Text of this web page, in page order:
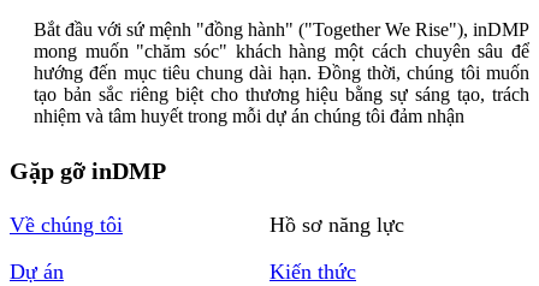
Bắt đầu với sứ mệnh "đồng hành" ("Together We Rise"), inDMP
mong muốn "chăm sóc" khách hàng một cách chuyên sâu để
hướng đến mục tiêu chung dài hạn. Đồng thời, chúng tôi muốn
tạo bản sắc riêng biệt cho thương hiệu bằng sự sáng tạo, trách
nhiệm và tâm huyết trong mỗi dự án chúng tôi đảm nhận
Gặp gỡ inDMP
Về chúng tôi
Hồ sơ năng lực
Dự án
Kiến thức